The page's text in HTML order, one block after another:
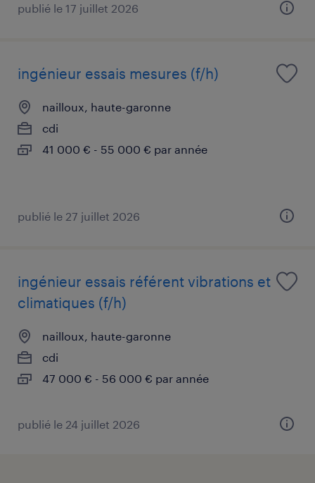
publié le 17 juillet 2026
ingénieur essais mesures (f/h)
nailloux, haute-garonne
cdi
41 000 € - 55 000 € par année
publié le 27 juillet 2026
ingénieur essais référent vibrations et
climatiques (f/h)
nailloux, haute-garonne
cdi
47 000 € - 56 000 € par année
publié le 24 juillet 2026